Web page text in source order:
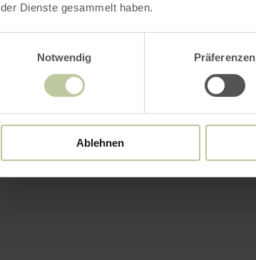
der Dienste gesammelt haben.
Notwendig
Präferenzen
Ablehnen